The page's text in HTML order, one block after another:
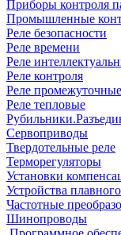
Приборы контроля
Промышленные
Реле безопасности
Реле времени
Реле
Реле контроля
Реле промежуточные
Реле тепловые
Сервоприводы
Твердотельные реле
Терморегуляторы
Установки
Устройства
Частотные
Шинопроводы